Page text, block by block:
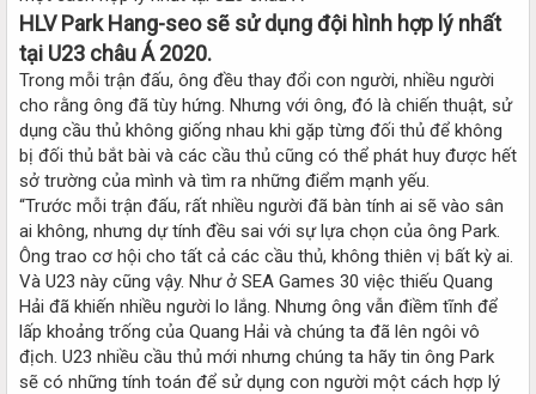
HLV Park Hang-seo sẽ sử dụng đội hình hợp lý nhất
tại U23 châu Á 2020.
Trong mỗi trận đấu, ông đều thay đổi con người, nhiều người
cho rằng ông đã tùy hứng. Nhưng với ông, đó là chiến thuật, sử
dụng cầu thủ không giống nhau khi gặp từng đối thủ để không
bị đối thủ bắt bài và các cầu thủ cũng có thể phát huy được hết
sở trường của mình và tìm ra những điểm mạnh yếu.
“Trước mỗi trận đấu, rất nhiều người đã bàn tính ai sẽ vào sân
ai không, nhưng dự tính đều sai với sự lựa chọn của ông Park.
Ông trao cơ hội cho tất cả các cầu thủ, không thiên vị bất kỳ ai.
Và U23 này cũng vậy. Như ở SEA Games 30 việc thiếu Quang
Hải đã khiến nhiều người lo lắng. Nhưng ông vẫn điềm tĩnh để
lấp khoảng trống của Quang Hải và chúng ta đã lên ngôi vô
địch. U23 nhiều cầu thủ mới nhưng chúng ta hãy tin ông Park
sẽ có những tính toán để sử dụng con người một cách hợp lý